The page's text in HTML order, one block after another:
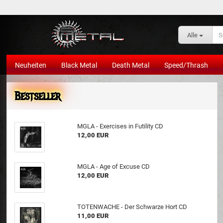
Alle
Neuheiten Black Metal Death Metal Speed/Thrash
Bestseller
MGLA - Exercises in Futility CD
12,00 EUR
MGLA - Age of Excuse CD
12,00 EUR
TOTENWACHE - Der Schwarze Hort CD
11,00 EUR